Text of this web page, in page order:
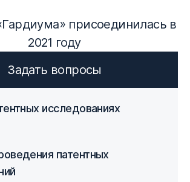
присоединилась в
2021 году
Задать вопросы
исследованиях
патентных